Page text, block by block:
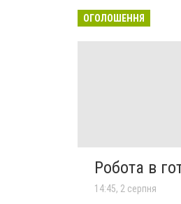
ОГОЛОШЕННЯ
Робота в
14:45, 2 серпня